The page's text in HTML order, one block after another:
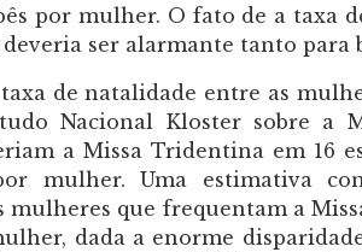
por mulher. O fato de a taxa
ser alarmante tanto para
de natalidade entre as
Nacional Kloster sobre a
a Missa Tridentina em 16
mulher. Uma estimativa
mulheres que frequentam a
dada a enorme